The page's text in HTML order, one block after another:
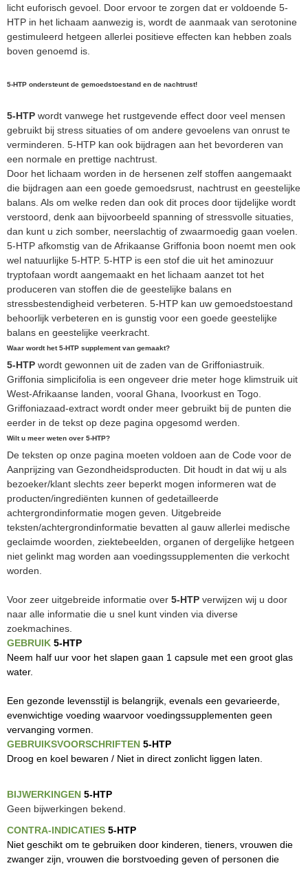
licht euforisch gevoel. Door ervoor te zorgen dat er voldoende 5-
HTP in het lichaam aanwezig is, wordt de aanmaak van serotonine
gestimuleerd hetgeen allerlei positieve effecten kan hebben zoals
boven genoemd is.
5-HTP ondersteunt de gemoedstoestand en de nachtrust!
5-HTP wordt vanwege het rustgevende effect door veel mensen
gebruikt bij stress situaties of om andere gevoelens van onrust te
verminderen. 5-HTP kan ook bijdragen aan het bevorderen van
een normale en prettige nachtrust.
Door het lichaam worden in de hersenen zelf stoffen aangemaakt
die bijdragen aan een goede gemoedsrust, nachtrust en geestelijke
balans. Als om welke reden dan ook dit proces door tijdelijke wordt
verstoord, denk aan bijvoorbeeld spanning of stressvolle situaties,
dan kunt u zich somber, neerslachtig of zwaarmoedig gaan voelen.
5-HTP afkomstig van de Afrikaanse Griffonia boon noemt men ook
wel natuurlijke 5-HTP. 5-HTP is een stof die uit het aminozuur
tryptofaan wordt aangemaakt en het lichaam aanzet tot het
produceren van stoffen die de geestelijke balans en
stressbestendigheid verbeteren. 5-HTP kan uw gemoedstoestand
behoorlijk verbeteren en is gunstig voor een goede geestelijke
balans en geestelijke veerkracht.
Waar wordt het 5-HTP supplement van gemaakt?
5-HTP wordt gewonnen uit de zaden van de Griffoniastruik.
Griffonia simplicifolia is een ongeveer drie meter hoge klimstruik uit
West-Afrikaanse landen, vooral Ghana, Ivoorkust en Togo.
Griffoniazaad-extract wordt onder meer gebruikt bij de punten die
eerder in de tekst op deze pagina opgesomd werden.
Wilt u meer weten over 5-HTP?
De teksten op onze pagina moeten voldoen aan de Code voor de
Aanprijzing van Gezondheidsproducten. Dit houdt in dat wij u als
bezoeker/klant slechts zeer beperkt mogen informeren wat de
producten/ingrediënten kunnen of gedetailleerde
achtergrondinformatie mogen geven. Uitgebreide
teksten/achtergrondinformatie bevatten al gauw allerlei medische
geclaimde woorden, ziektebeelden, organen of dergelijke hetgeen
niet gelinkt mag worden aan voedingssupplementen die verkocht
worden.
Voor zeer uitgebreide informatie over 5-HTP verwijzen wij u door
naar alle informatie die u snel kunt vinden via diverse
zoekmachines.
GEBRUIK 5-HTP
Neem half uur voor het slapen gaan 1 capsule met een groot glas
water.
Een gezonde levensstijl is belangrijk, evenals een gevarieerde,
evenwichtige voeding waarvoor voedingssupplementen geen
vervanging vormen.
GEBRUIKSVOORSCHRIFTEN 5-HTP
Droog en koel bewaren / Niet in direct zonlicht liggen laten.
BIJWERKINGEN 5-HTP
Geen bijwerkingen bekend.
CONTRA-INDICATIES 5-HTP
Niet geschikt om te gebruiken door kinderen, tieners, vrouwen die
zwanger zijn, vrouwen die borstvoeding geven of personen die